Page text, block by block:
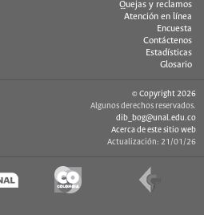
Quejas y reclamos
Atención en línea
Encuesta
Contáctenos
Estadísticas
Glosario
© Copyright 2026
Algunos derechos reservados.
dib_bog@unal.edu.co
Acerca de este sitio web
Actualización: 21/01/26